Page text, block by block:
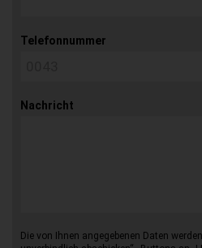
Telefonnummer
Nachricht
Die von Ihnen angegebenen Daten